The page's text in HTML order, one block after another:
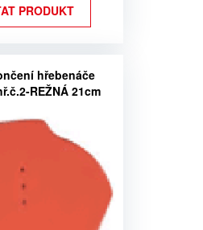
PRODUKT
hřebenáče
REŽNÁ 21cm